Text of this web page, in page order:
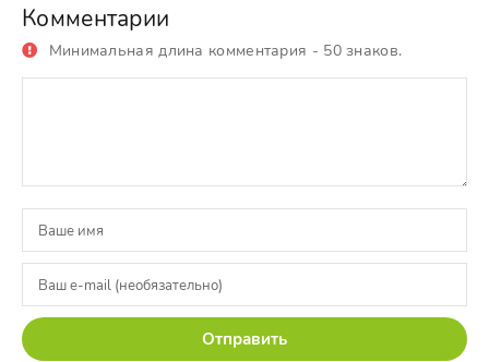
Комментарии
Минимальная длина комментария - 50 знаков.
Отправить